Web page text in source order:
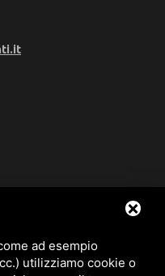
ad esempio
utilizziamo cookie o